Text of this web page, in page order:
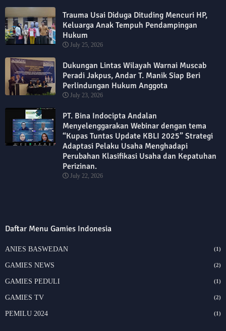
Trauma Usai Diduga Dituding Mencuri HP,
Keluarga Anak Tempuh Pendampingan
Hukum
July 25, 2026
Dukungan Lintas Wilayah Warnai Muscab
Peradi Jakpus, Andar T. Manik Siap Beri
Perlindungan Hukum Anggota
July 23, 2026
PT. Bina Indocipta Andalan
Menyelenggarakan Webinar dengan tema
“Kupas Tuntas Update KBLI 2025” Strategi
Adaptasi Pelaku Usaha Menghadapi
Perubahan Klasifikasi Usaha dan Kepatuhan
Perizinan.
July 22, 2026
Daftar Menu Gamies Indonesia
ANIES BASWEDAN (1)
GAMIES NEWS (2)
GAMIES PEDULI (1)
GAMIES TV (2)
PEMILU 2024 (1)